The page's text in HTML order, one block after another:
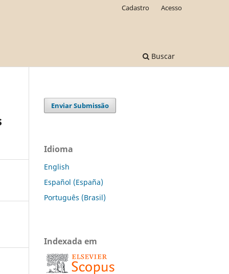
Buscar
Cadastro Acesso
Enviar Submissão
Idioma
English
Español (España)
Português (Brasil)
Indexada em